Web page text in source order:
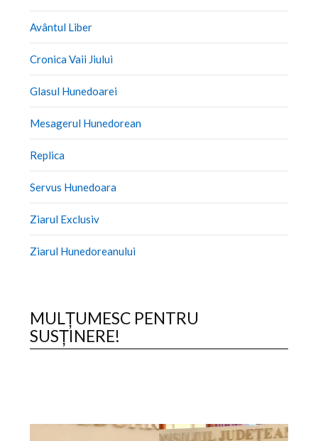
Avântul Liber
Cronica Vaii Jiului
Glasul Hunedoarei
Mesagerul Hunedorean
Replica
Servus Hunedoara
Ziarul Exclusiv
Ziarul Hunedoreanului
MULȚUMESC PENTRU
SUSȚINERE!